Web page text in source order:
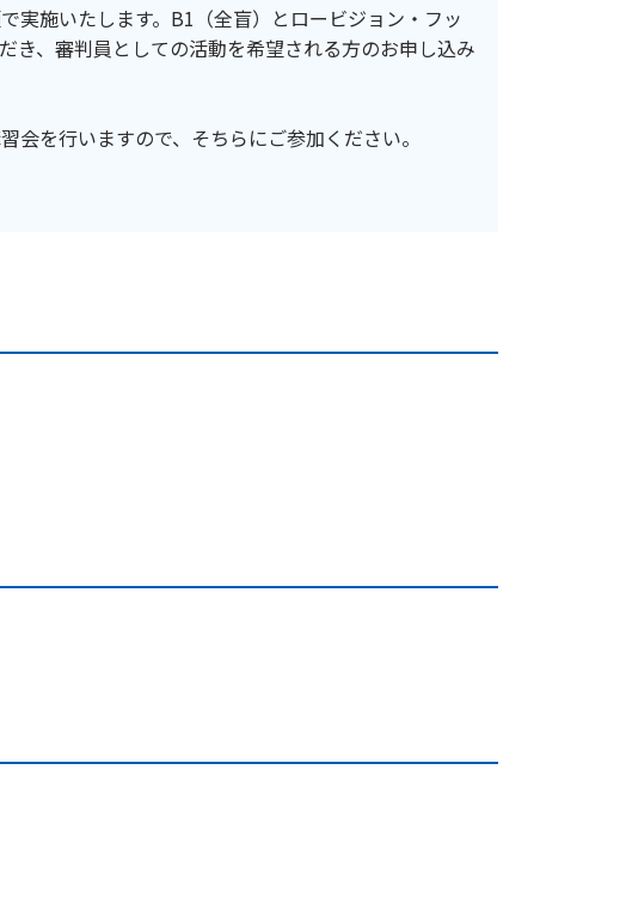
実施いたします。B1（全盲）とロービジョン・フッ
き、審判員としての活動を希望される方のお申し込み
を行いますので、そちらにご参加ください。